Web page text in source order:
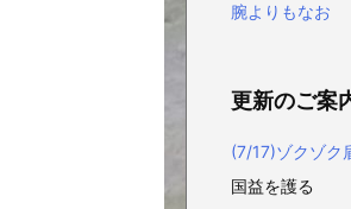
腕よりもなお
更新のご案
(7/17)ゾクゾク
国益を護る